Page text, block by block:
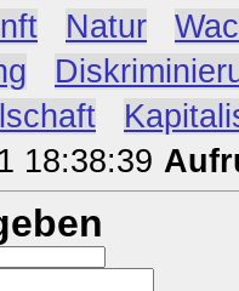
Natur
18:38:39